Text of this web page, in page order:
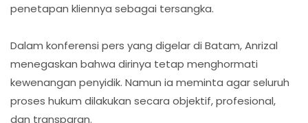
penetapan kliennya sebagai tersangka.
Dalam konferensi pers yang digelar di Batam, Anrizal
menegaskan bahwa dirinya tetap menghormati
kewenangan penyidik. Namun ia meminta agar seluruh
proses hukum dilakukan secara objektif, profesional,
dan transparan.